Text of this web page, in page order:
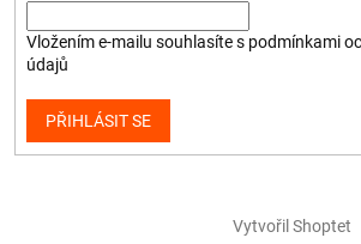
Vložením e-mailu souhlasíte s podmínkami
údajů
PŘIHLÁSIT SE
Vytvořil Shoptet